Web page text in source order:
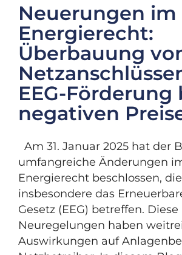
Neuerungen im
Energierecht:
Überbauung
EEG-Förderung
negativen
Am 31. Januar 2025 hat der
umfangreiche Änderungen
Energierecht beschlossen, die
insbesondere das
Gesetz (EEG) betreffen. Diese
Neuregelungen haben
Auswirkungen auf